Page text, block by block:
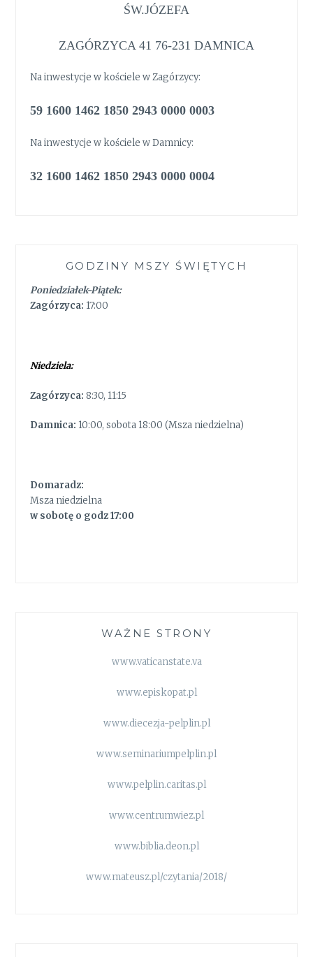
ŚW.JÓZEFA
ZAGÓRZYCA 41 76-231 DAMNICA
Na inwestycje w kościele w Zagórzycy:
59 1600 1462 1850 2943 0000 0003
Na inwestycje w kościele w Damnicy:
32 1600 1462 1850 2943 0000 0004
GODZINY MSZY ŚWIĘTYCH
Poniedziałek-Piątek:
Zagórzyca: 17:00
Niedziela:
Zagórzyca: 8:30, 11:15
Damnica: 10:00, sobota 18:00 (Msza niedzielna)
Domaradz:
Msza niedzielna
w sobotę o godz 17:00
WAŻNE STRONY
www.vaticanstate.va
www.episkopat.pl
www.diecezja-pelplin.pl
www.seminariumpelplin.pl
www.pelplin.caritas.pl
www.centrumwiez.pl
www.biblia.deon.pl
www.mateusz.pl/czytania/2018/